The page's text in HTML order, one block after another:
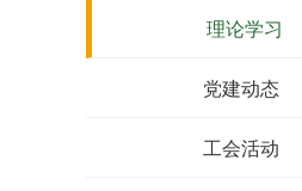
理论学习
党建动态
工会活动